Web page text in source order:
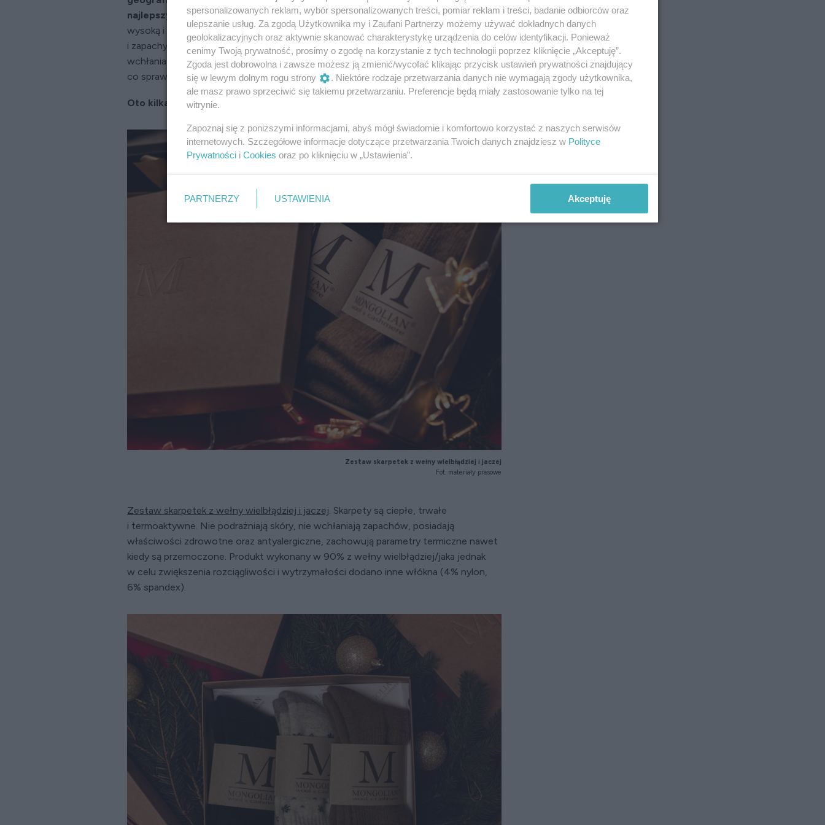
najlepszy i najdelikatniejszy na świecie.Kaszmir jest termoaktywny. Chroni przed
wysoką i niską temperaturą. Dodatkowo kaszmir jest odporny na zabrudzenia
i zapachy oraz absorbuje parę wodną, ale jednocześnie jego powierzchnia nie
wchłania wody, co znaczy, że szybko schnie. Włókna kaszmiru są miękkie i elastyczne
co sprawia, że materiał się nie gniecie.
Oto kilka propozycji marki Mongolian na wyjątkowy prezent gwiazdkowy:
Zestaw skarpetek z wełny wielbłądziej i jaczej
Fot. materiały prasowe
Zestaw skarpetek z wełny wielbłądziej i jaczej . Skarpety są ciepłe, trwałe
i termoaktywne. Nie podrażniają skóry, nie wchłaniają zapachów, posiadają
właściwości zdrowotne oraz antyalergiczne, zachowują parametry termiczne nawet
kiedy są przemoczone. Produkt wykonany w 90% z wełny wielbłądziej/jaka jednak
w celu zwiększenia rozciągliwości i wytrzymałości dodano inne włókna (4% nylon,
6% spandex).
spersonalizowanych reklam, wybór spersonalizowanych treści, pomiar reklam i treści, badanie odbiorców oraz
ulepszanie usług. Za zgodą Użytkownika my i Zaufani Partnerzy możemy używać dokładnych danych
geolokalizacyjnych oraz aktywnie skanować charakterystykę urządzenia do celów identyfikacji. Ponieważ
cenimy Twoją prywatność, prosimy o zgodę na korzystanie z tych technologii poprzez kliknięcie „Akceptuję”.
Zgoda jest dobrowolna i zawsze możesz ją zmienić/wycofać klikając przycisk ustawień prywatności znajdujący
się w lewym dolnym rogu strony
. Niektóre rodzaje przetwarzania danych nie wymagają zgody użytkownika,
ale masz prawo sprzeciwić się takiemu przetwarzaniu. Preferencje będą miały zastosowanie tylko na tej
witrynie.
Zapoznaj się z poniższymi informacjami, abyś mógł świadomie i komfortowo korzystać z naszych serwisów
internetowych. Szczegółowe informacje dotyczące przetwarzania Twoich danych znajdziesz w Polityce
Prywatności i Cookies oraz po kliknięciu w „Ustawienia”.
PARTNERZY USTAWIENIA Akceptuję